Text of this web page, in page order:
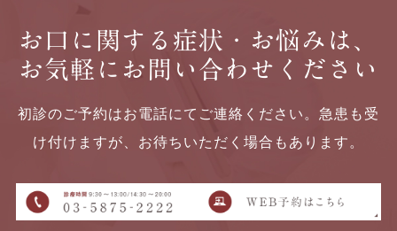
お口に関する症状・お悩みは、
お気軽にお問い合わせください
初診のご予約はお電話にてご連絡ください。急患も受
け付けますが、お待ちいただく場合もあります。